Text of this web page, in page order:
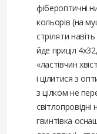
фібероптичні
кольорів (на
стріляти
йде приціл
«ластівчин
і цілитися з
з цілком не
світлопровідні
гвинтівка